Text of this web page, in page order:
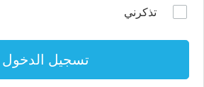
تذكرني
تسجيل الدخول